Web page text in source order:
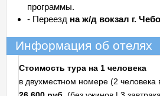
программы.
- Переезд на ж/д вокзал г.
Информация об отелях
Стоимость тура на 1 человека
в двухместном номере (2 человека